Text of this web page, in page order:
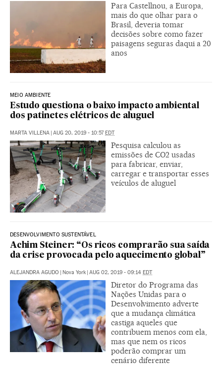
Para Castellnou, a Europa,
mais do que olhar para o
Brasil, deveria tomar
decisões sobre como fazer
paisagens seguras daqui a 20
anos
MEIO AMBIENTE
Estudo questiona o baixo impacto ambiental
dos patinetes elétricos de aluguel
MARTA VILLENA | AUG 20, 2019 - 10:57EDT
Pesquisa calculou as
emissões de CO2 usadas
para fabricar, enviar,
carregar e transportar esses
veículos de aluguel
DESENVOLVIMENTO SUSTENTÁVEL
Achim Steiner: “Os ricos comprarão sua saída
da crise provocada pelo aquecimento global”
ALEJANDRA AGUDO | Nova York | AUG 02, 2019 - 09:14 EDT
Diretor do Programa das
Nações Unidas para o
Desenvolvimento adverte
que a mudança climática
castiga aqueles que
contribuem menos com ela,
mas que nem os ricos
poderão comprar um
cenário diferente